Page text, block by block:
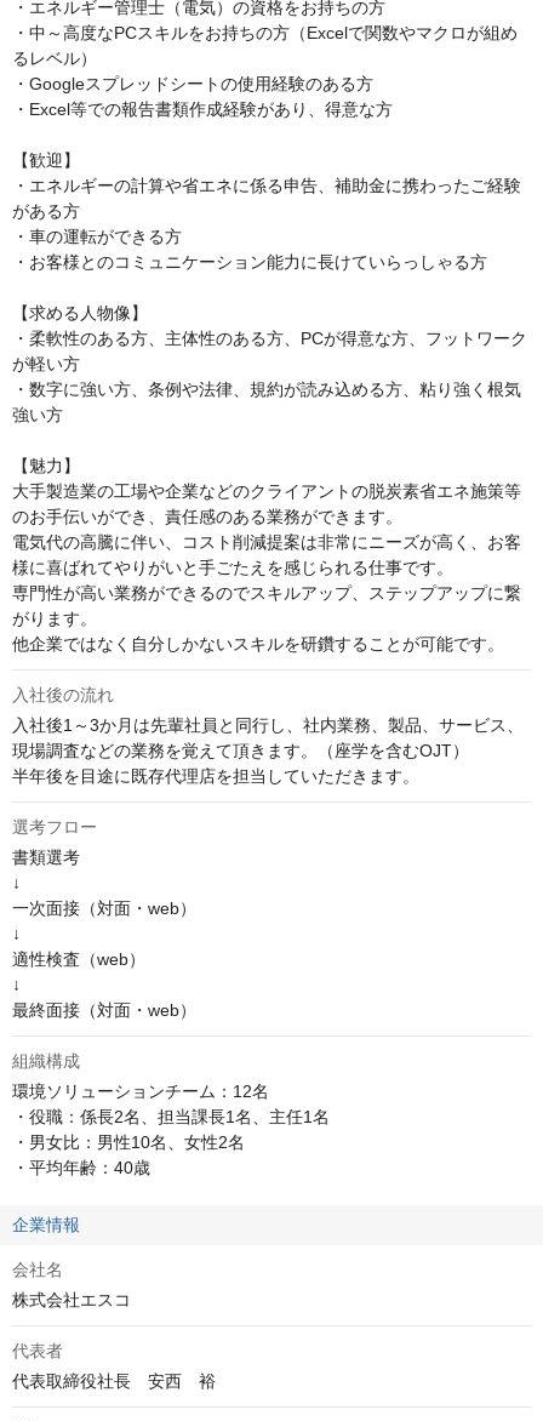
・エネルギー管理士（電気）の資格をお持ちの方
・中～高度なPCスキルをお持ちの方（Excelで関数やマクロが組め
るレベル）
・Googleスプレッドシートの使用経験のある方
・Excel等での報告書類作成経験があり、得意な方
【歓迎】
・エネルギーの計算や省エネに係る申告、補助金に携わったご経験
がある方
・車の運転ができる方
・お客様とのコミュニケーション能力に長けていらっしゃる方
【求める人物像】
・柔軟性のある方、主体性のある方、PCが得意な方、フットワーク
が軽い方
・数字に強い方、条例や法律、規約が読み込める方、粘り強く根気
強い方
【魅力】
大手製造業の工場や企業などのクライアントの脱炭素省エネ施策等
のお手伝いができ、責任感のある業務ができます。
電気代の高騰に伴い、コスト削減提案は非常にニーズが高く、お客
様に喜ばれてやりがいと手ごたえを感じられる仕事です。
専門性が高い業務ができるのでスキルアップ、ステップアップに繋
がります。
他企業ではなく自分しかないスキルを研鑽することが可能です。
入社後の流れ
入社後1～3か月は先輩社員と同行し、社内業務、製品、サービス、
現場調査などの業務を覚えて頂きます。（座学を含むOJT）
半年後を目途に既存代理店を担当していただきます。
選考フロー
書類選考
↓
一次面接（対面・web）
↓
適性検査（web）
↓
最終面接（対面・web）
組織構成
環境ソリューションチーム：12名
・役職：係長2名、担当課長1名、主任1名
・男女比：男性10名、女性2名
・平均年齢：40歳
企業情報
会社名
株式会社エスコ
代表者
代表取締役社長　安西　裕